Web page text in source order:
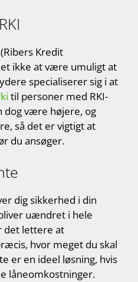
(Ribers Kredit
ikke at være umuligt at
specialiserer sig i at
til personer med RKI-
dog være højere, og
så det er vigtigt at
du ansøger.
dig sikkerhed i din
uændret i hele
det lettere at
hvor meget du skal
er en ideel løsning, hvis
låneomkostninger.